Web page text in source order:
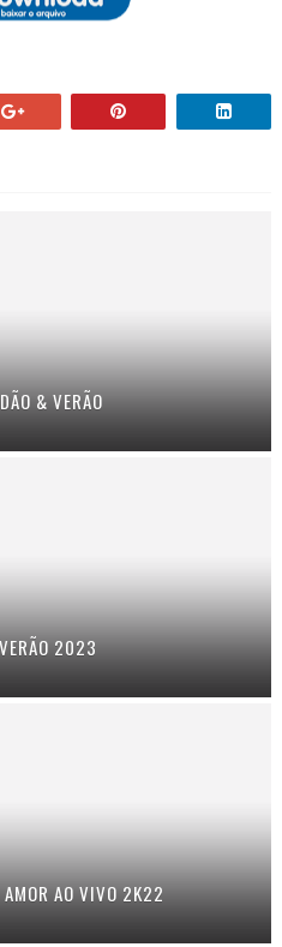
& VERÃO
2023
AO VIVO 2K22